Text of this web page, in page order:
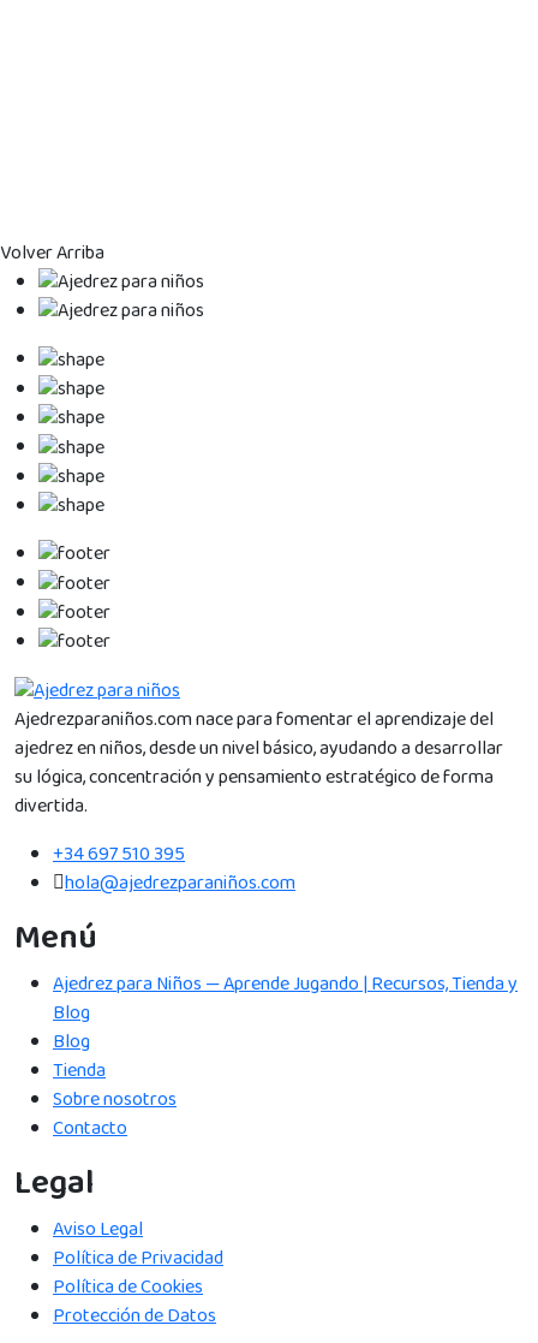
Volver Arriba
Ajedrezparaniños.com nace para fomentar el aprendizaje del
ajedrez en niños, desde un nivel básico, ayudando a desarrollar
su lógica, concentración y pensamiento estratégico de forma
divertida.
+34 697 510 395
hola@ajedrezparaniños.com
Menú
Ajedrez para Niños — Aprende Jugando | Recursos, Tienda y
Blog
Blog
Tienda
Sobre nosotros
Contacto
Legal
Aviso Legal
Política de Privacidad
Política de Cookies
Protección de Datos